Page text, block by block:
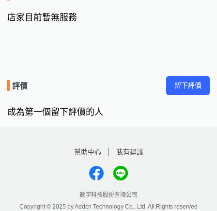
店家目前暫無服務
評價 留下評價
成為第一個留下評價的人
幫助中心 我有建議
數字科技股份有限公司
Copyright © 2025 by Addcn Technology Co., Ltd. All Rights reserved